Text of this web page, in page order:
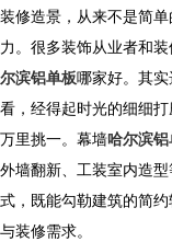
装修造景，从来不是简
力。很多装饰从业者和
尔滨铝单板哪家好。其
看，经得起时光的细细
万里挑一。 幕墙哈尔滨
外墙翻新、工装室内造
式，既能勾勒建筑的简
与装修需求。